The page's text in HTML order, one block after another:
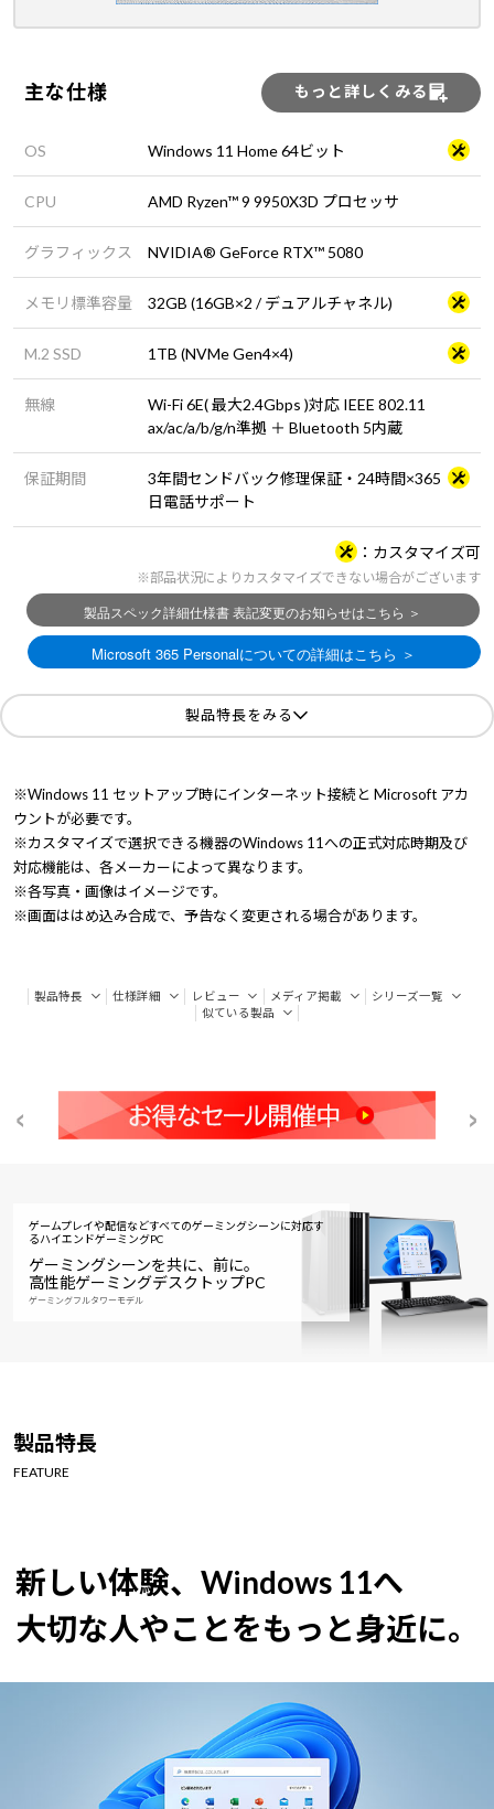
主な仕様 もっと詳しくみる
OS Windows 11 Home 64ビット
CPU AMD Ryzen™ 9 9950X3D プロセッサ
グラフィックス NVIDIA® GeForce RTX™ 5080
メモリ標準容量 32GB (16GB×2 / デュアルチャネル)
M.2 SSD 1TB (NVMe Gen4×4)
無線
Wi-Fi 6E( 最大2.4Gbps )対応 IEEE 802.11
ax/ac/a/b/g/n準拠 ＋ Bluetooth 5内蔵
保証期間
3年間センドバック修理保証・24時間×365
日電話サポート
カスタマイズ可
※部品状況によりカスタマイズできない場合がございます
製品特長をみる
※Windows 11 セットアップ時にインターネット接続と Microsoft アカ
ウントが必要です。
※カスタマイズで選択できる機器のWindows 11への正式対応時期及び
対応機能は、各メーカーによって異なります。
※各写真・画像はイメージです。
※画面ははめ込み合成で、予告なく変更される場合があります。
製品特長 仕様詳細 レビュー メディア掲載
シリーズ一覧
似ている製品
ゲームプレイや配信などすべてのゲーミングシーンに対応す
るハイエンドゲーミングPC
ゲーミングシーンを共に、前に。
高性能ゲーミングデスクトップPC
ゲーミングフルタワーモデル
製品特長
FEATURE
新しい体験、Windows 11へ
大切な人やことをもっと身近に。